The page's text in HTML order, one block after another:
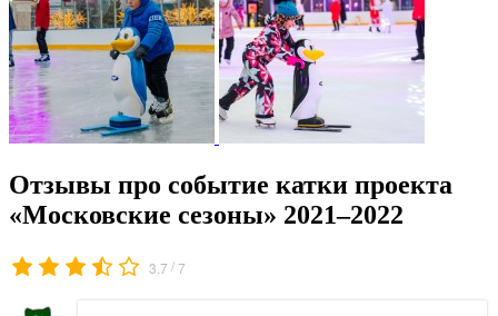
Отзывы про событие катки проекта
«Московские сезоны» 2021–2022
3.7 /7